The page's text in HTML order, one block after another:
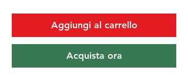
Aggiungi al carrello
Acquista ora